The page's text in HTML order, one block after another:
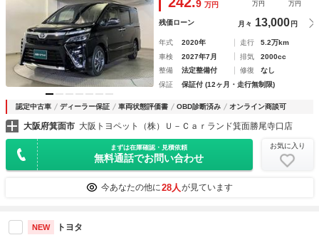
9 万円 万円 万円
残価ローン 月々 13,000 円
年式 2020年 走行
5.2万km
車検
2027年7月 排気
2000cc
整備
法定整備付 修復
なし
保証
保証付 (12ヶ月・走行無制限)
認定中古車 ディーラー保証 車両状態評価書 OBD診断済み オンライン商談可
大阪府箕面市 大阪トヨペット（株）Ｕ－Ｃａｒランド箕面勝尾寺口店
まずは在庫確認・見積依頼
無料通話でお問い合わせ
お気に入り
今あなたの他に28人 が見ています
NEW トヨタ